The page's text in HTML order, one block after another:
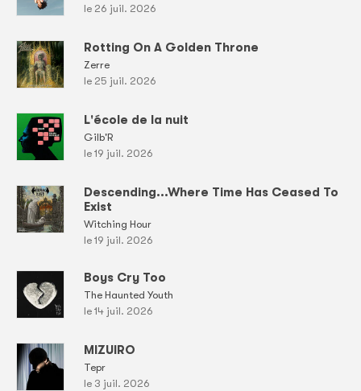
le 26 juil. 2026
Rotting On A Golden Throne
Zerre
le 25 juil. 2026
L'école de la nuit
Gilb'R
le 19 juil. 2026
Descending...Where Time Has Ceased To
Exist
Witching Hour
le 19 juil. 2026
Boys Cry Too
The Haunted Youth
le 14 juil. 2026
MIZUIRO
Tepr
le 3 juil. 2026